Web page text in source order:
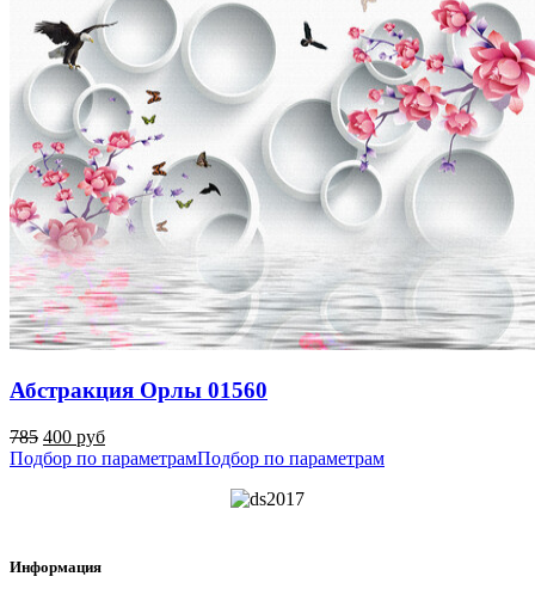
Абстракция Орлы 01560
785 400 руб
Подбор по параметрамПодбор по параметрам
Информация